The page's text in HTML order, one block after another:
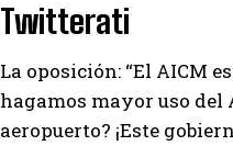
Twitterati
La oposición: “El AICM
hagamos mayor uso del
aeropuerto? ¡Este